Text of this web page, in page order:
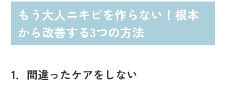
もう大人ニキビを作らない！根本
から改善する3つの方法
1．間違ったケアをしない